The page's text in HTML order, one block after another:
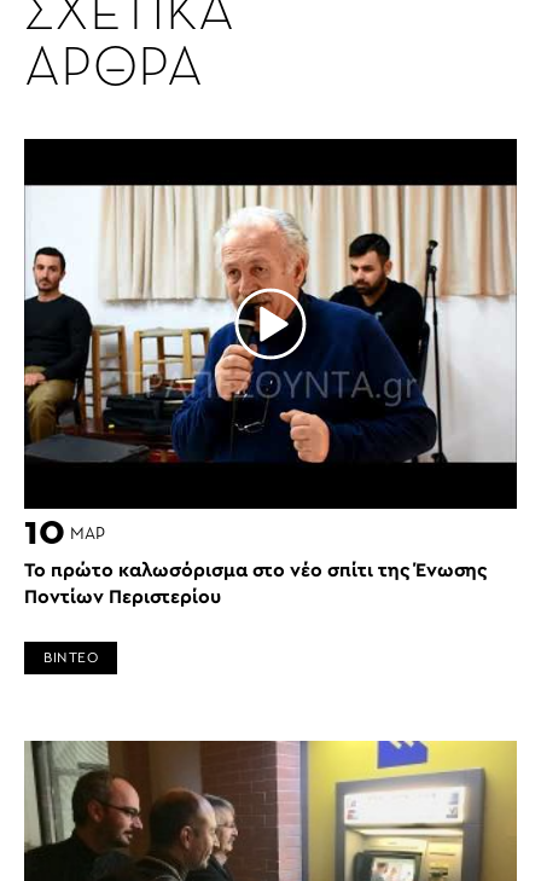
ΣΧΕΤΙΚΑ
ΑΡΘΡΑ
10 ΜΑΡ
Το πρώτο καλωσόρισμα στο νέο σπίτι της Ένωσης
Ποντίων Περιστερίου
ΒΙΝΤΕΟ